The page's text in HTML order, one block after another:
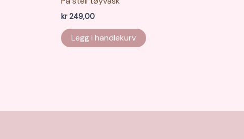
kr249,00
Legg i handlekurv